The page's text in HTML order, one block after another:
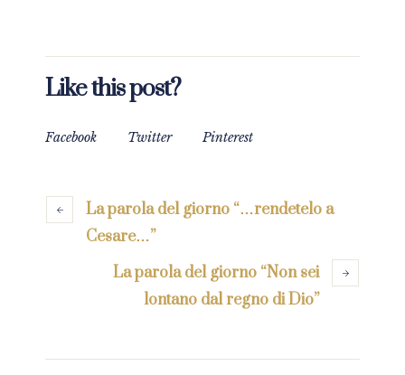
Like this post?
Facebook Twitter Pinterest
La parola del giorno “…rendetelo a
Cesare…”
La parola del giorno “Non sei
lontano dal regno di Dio”